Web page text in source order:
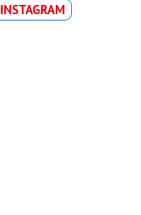
INSTAGRAM